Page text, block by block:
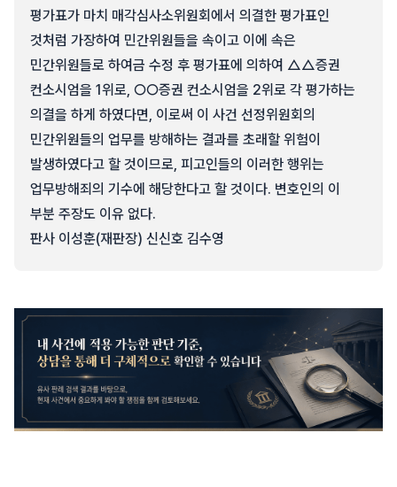
평가표가 마치 매각심사소위원회에서 의결한 평가표인
것처럼 가장하여 민간위원들을 속이고 이에 속은
민간위원들로 하여금 수정 후 평가표에 의하여 △△증권
컨소시엄을 1위로, ○○증권 컨소시엄을 2위로 각 평가하는
의결을 하게 하였다면, 이로써 이 사건 선정위원회의
민간위원들의 업무를 방해하는 결과를 초래할 위험이
발생하였다고 할 것이므로, 피고인들의 이러한 행위는
업무방해죄의 기수에 해당한다고 할 것이다. 변호인의 이
부분 주장도 이유 없다.
판사 이성훈(재판장) 신신호 김수영